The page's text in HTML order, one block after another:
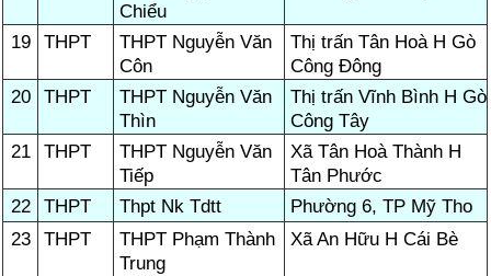
Chiểu
19 THPT
THPT Nguyễn Văn
Côn
Thị trấn Tân Hoà H Gò
Công Đông
20
THPT
THPT Nguyễn Văn
Thìn
Thị trấn Vĩnh Bình H Gò
Công Tây
21
THPT
THPT Nguyễn Văn
Tiếp
Xã Tân Hoà Thành H
Tân Phước
22
THPT Thpt Nk Tdtt
Phường 6, TP Mỹ Tho
23
THPT
THPT Phạm Thành
Trung
Xã An Hữu H Cái Bè